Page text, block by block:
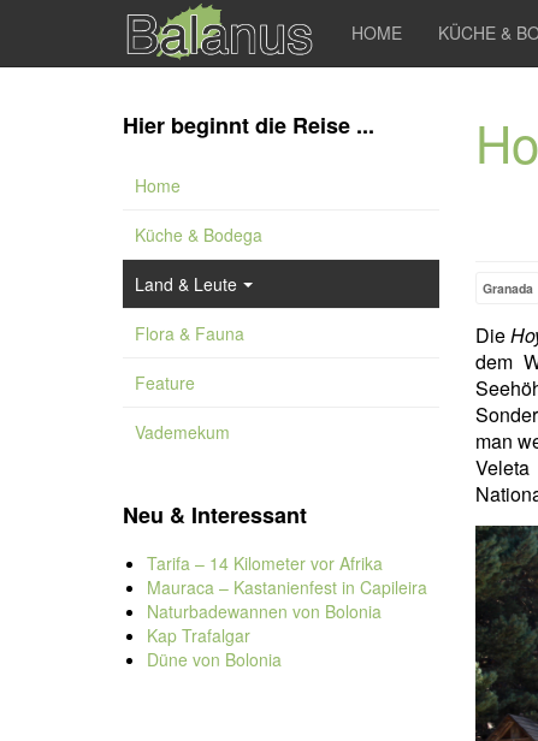
HOME KÜCHE &
Granada
Die
dem
man
Hier beginnt die Reise ...
Home
Küche & Bodega
Land & Leute
Flora & Fauna
Feature
Vademekum
Neu & Interessant
Tarifa – 14 Kilometer vor Afrika
Mauraca – Kastanienfest in Capileira
Naturbadewannen von Bolonia
Kap Trafalgar
Düne von Bolonia